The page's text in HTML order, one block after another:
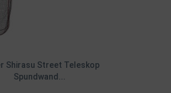
Shirasu Street Teleskop
Spundwand...